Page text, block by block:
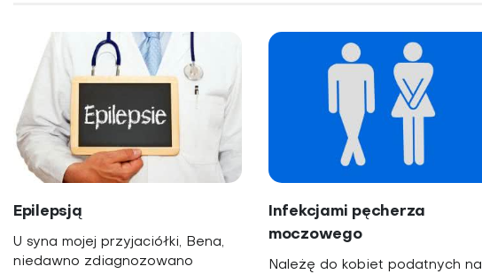
Epilepsją
U syna mojej przyjaciółki, Bena,
niedawno zdiagnozowano
Infekcjami pęcherza
moczowego
Należę do kobiet podatnych na